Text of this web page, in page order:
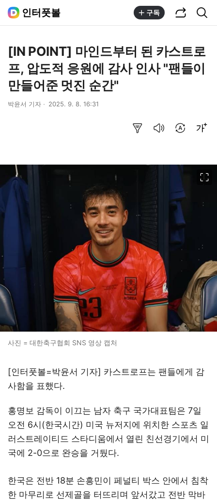
인터풋볼 구독
[IN POINT] 마인드부터 된 카스트로
프, 압도적 응원에 감사 인사 "팬들이
만들어준 멋진 순간"
박윤서 기자 2025. 9. 8. 16:31
사진 = 대한축구협회 SNS 영상 캡처
[인터풋볼=박윤서 기자] 카스트로프는 팬들에게 감
사함을 표했다.
홍명보 감독이 이끄는 남자 축구 국가대표팀은 7일
오전 6시(한국시간) 미국 뉴저지에 위치한 스포츠 일
러스트레이티드 스타디움에서 열린 친선경기에서 미
국에 2-0으로 완승을 거뒀다.
한국은 전반 18분 손흥민이 페널티 박스 안에서 침착
한 마무리로 선제골을 터뜨리며 앞서갔고 전반 막바